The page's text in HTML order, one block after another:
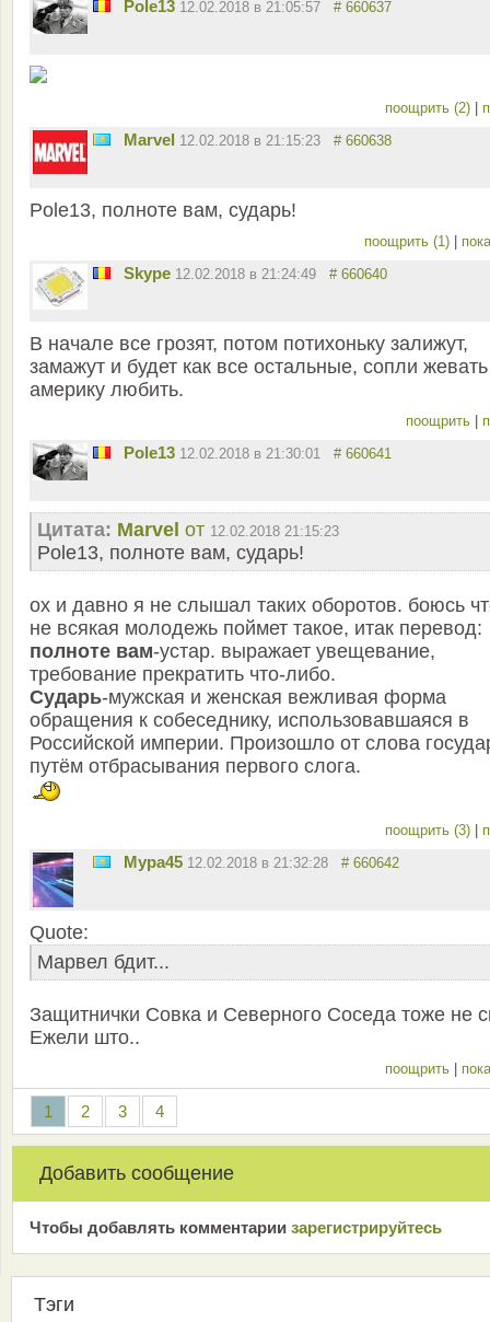
Pole13 12.02.2018 в 21:05:57 # 660637
поощрить (2) |
Marvel 12.02.2018 в 21:15:23 # 660638
Pole13, полноте вам, сударь!
поощрить (1) |
Skype 12.02.2018 в 21:24:49 # 660640
В начале все грозят, потом потихоньку залижут,
замажут и будет как все остальные, сопли
америку любить.
поощрить |
Pole13 12.02.2018 в 21:30:01 # 660641
Цитата: Marvel от 12.02.2018 21:15:23
Pole13, полноте вам, сударь!
ох и давно я не слышал таких оборотов. боюсь
не всякая молодежь поймет такое, итак перевод:
полноте вам-устар. выражает увещевание,
требование прекратить что-либо.
Сударь-мужская и женская вежливая форма
обращения к собеседнику, использовавшаяся в
Российской империи. Произошло от слова
путём отбрасывания первого слога.
поощрить (3) |
Мура45 12.02.2018 в 21:32:28 # 660642
Quote:
Марвел бдит...
Защитнички Совка и Северного Соседа тоже не
Ежели што..
поощрить |
1 2 3 4
Добавить сообщение
Чтобы добавлять комментарии зарeгиcтрирyйтeсь
Тэги